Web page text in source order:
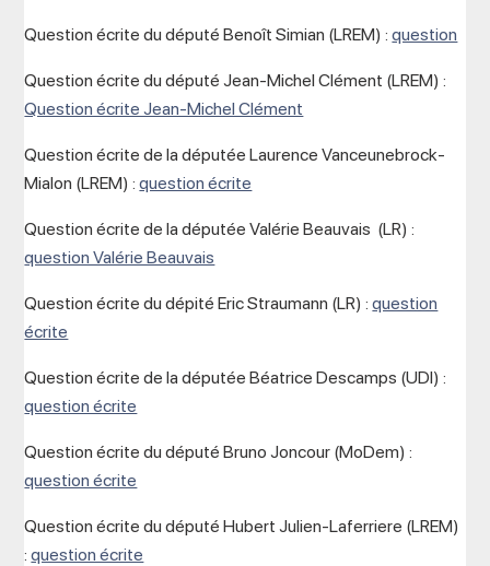
Question écrite du député Benoît Simian (LREM) :question
Question écrite du député Jean-Michel Clément (LREM) :
Question écrite Jean-Michel Clément
Question écrite de la députée Laurence Vanceunebrock-
Mialon (LREM) :question écrite
Question écrite de la députée Valérie Beauvais (LR) :
question Valérie Beauvais
Question écrite du dépité Eric Straumann (LR) :question
écrite
Question écrite de la députée Béatrice Descamps (UDI) :
question écrite
Question écrite du député Bruno Joncour (MoDem) :
question écrite
Question écrite du député Hubert Julien-Laferriere (LREM)
:question écrite